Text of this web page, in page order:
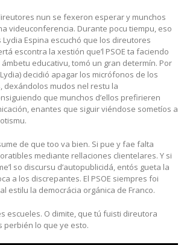
nun se fexeron esperar y munchos
videuconferencia. Durante pocu tiempu, eso
Lydia Espina escuchó que los direutores
escontra la xestión que’l PSOE ta faciendo
educativu, tomó un gran determín. Por
decidió apagar los micrófonos de los
dexándolos mudos nel restu la
que munchos d’ellos prefirieren
enantes que siguir viéndose sometíos a
de que too va bien. Si pue y fae falta
mediante rellaciones clientelares. Y si
so discursu d’autopublicidá, entós gueta la
a los discrepantes. El PSOE siempres foi
estilu la democrácia orgánica de Franco.
escueles. O dimite, que tú fuisti direutora
lo que ye esto.